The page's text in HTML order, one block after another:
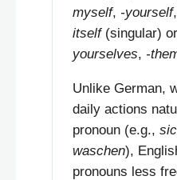
myself, -yourself,
itself(singular) or
yourselves, -
Unlike German,
daily actions
pronoun (e.g.,
waschen),
pronouns less